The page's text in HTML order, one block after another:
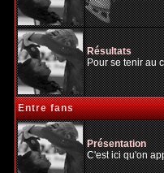
Résultats
Pour se tenir au
Entre fans
Présentation
C'est ici qu'on